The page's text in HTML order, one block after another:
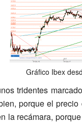
Gráfico Ibex
tridentes
porque el
la recámara,